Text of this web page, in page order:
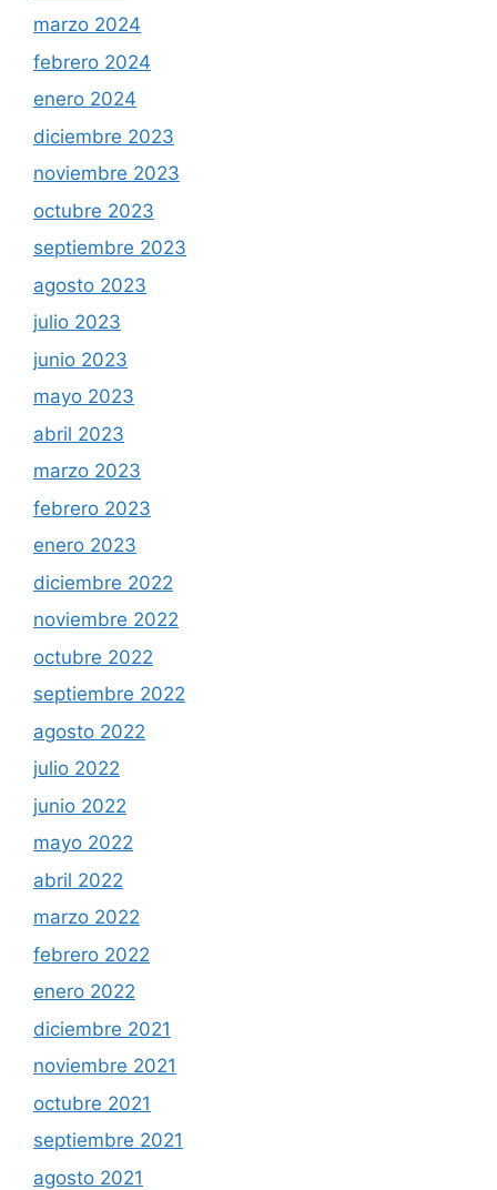
marzo 2024
febrero 2024
enero 2024
diciembre 2023
noviembre 2023
octubre 2023
septiembre 2023
agosto 2023
julio 2023
junio 2023
mayo 2023
abril 2023
marzo 2023
febrero 2023
enero 2023
diciembre 2022
noviembre 2022
octubre 2022
septiembre 2022
agosto 2022
julio 2022
junio 2022
mayo 2022
abril 2022
marzo 2022
febrero 2022
enero 2022
diciembre 2021
noviembre 2021
octubre 2021
septiembre 2021
agosto 2021